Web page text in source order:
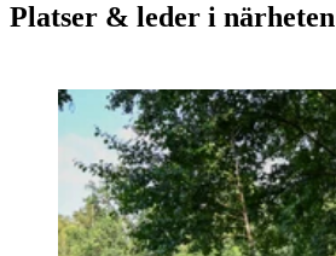
Platser & leder i närheten